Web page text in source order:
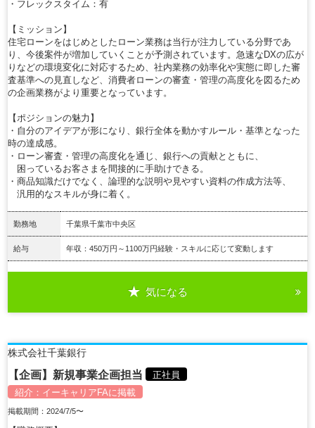
・フレックスタイム：有
【ミッション】
住宅ローンをはじめとしたローン業務は当行が注力している分野であ
り、今後案件が増加していくことが予測されています。急速なDXの広が
りなどの環境変化に対応するため、社内業務の効率化や実態に即した審
査基準への見直しなど、消費者ローンの審査・管理の高度化を図るため
の企画業務がより重要となっています。
【ポジションの魅力】
・自分のアイデアが形になり、銀行全体を動かすルール・基準となった
時の達成感。
・ローン審査・管理の高度化を通じ、銀行への貢献とともに、
困っているお客さまを間接的に手助けできる。
・商品知識だけでなく、論理的な説明や見やすい資料の作成方法等、
汎用的なスキルが身に着く。
勤務地 千葉県千葉市中央区
給与 年収：450万円～1100万円経験・スキルに応じて変動します
気になる
株式会社千葉銀行
【企画】新規事業企画担当
正社員
紹介： イーキャリアFAに掲載
掲載期間：2024/7/5〜